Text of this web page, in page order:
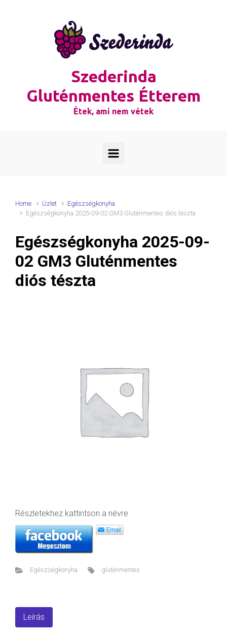
Szederinda
Gluténmentes Étterem
Étek, ami nem vétek
Home Üzlet
Egészségkonyha
Egészségkonyha 2025-09-02 GM3 Gluténmentes diós tészta
Egészségkonyha 2025-09-
02 GM3 Gluténmentes
diós tészta
Részletekhez kattintson a névre
Egészségkonyha gluténmentes
Leírás